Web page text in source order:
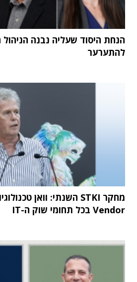
הנחת היסוד שעליה נבנה
להתערער
Vendor בכל תחומי שוק ה-IT